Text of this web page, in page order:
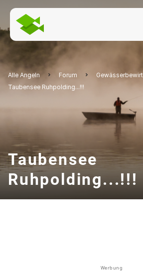
Alle Angeln Forum
Taubensee Ruhpolding...!!!
Taubensee
Ruhpolding...!!!
Werbung